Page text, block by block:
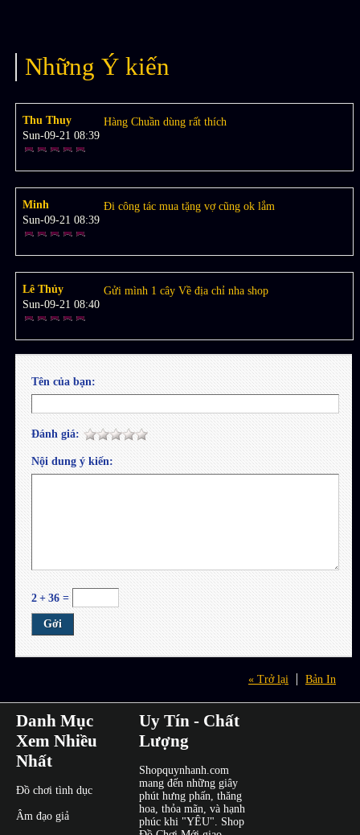
Những Ý kiến
Thu Thuy
Sun-09-21 08:39
Hàng Chuần dùng rất thích
Minh
Sun-09-21 08:39
Đi công tác mua tặng vợ cũng ok lắm
Lê Thủy
Sun-09-21 08:40
Gửi mình 1 cây Về địa chỉ nha shop
Tên của bạn:
Đánh giá:
Nội dung ý kiến:
2 + 36=
Bản In
« Trở lại
Danh Mục
Xem Nhiều
Nhất
Đồ chơi tình dục
Âm đạo giả
Uy Tín - Chất
Lượng
Shopquynhanh.com
mang đến những giây
phút hưng phấn, thăng
hoa, thỏa mãn, và hạnh
phúc khi "YÊU". Shop